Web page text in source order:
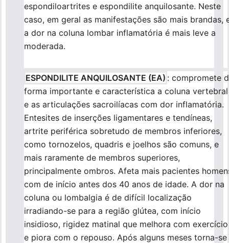
espondiloartrites e espondilite anquilosante. Neste
caso, em geral as manifestações são mais brandas,
a dor na coluna lombar inflamatória é mais leve a
moderada.
ESPONDILITE ANQUILOSANTE (EA) : compromete
forma importante e característica a coluna vertebral
e as articulações sacroilíacas com dor inflamatória.
Entesites de inserções ligamentares e tendíneas,
artrite periférica sobretudo de membros inferiores,
como tornozelos, quadris e joelhos são comuns, e
mais raramente de membros superiores,
principalmente ombros. Afeta mais pacientes
com de início antes dos 40 anos de idade. A dor na
coluna ou lombalgia é de difícil localização
irradiando-se para a região glútea, com início
insidioso, rigidez matinal que melhora com exercício
e piora com o repouso. Após alguns meses torna-se